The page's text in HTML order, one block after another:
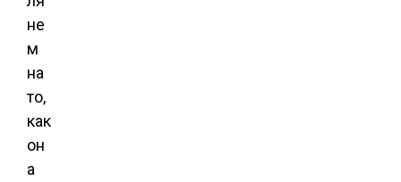
не
м
на
то,
как
он
а